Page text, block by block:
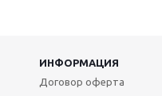
ИНФОРМАЦИЯ
Договор оферта